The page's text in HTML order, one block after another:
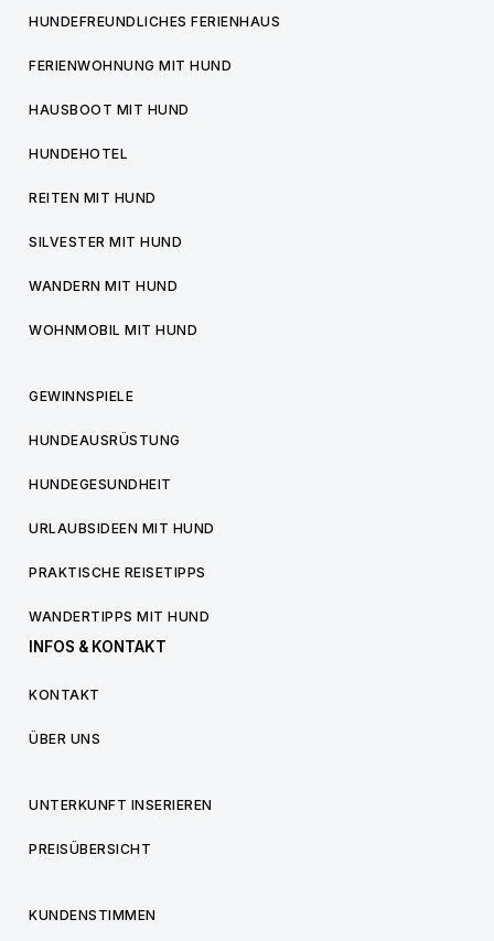
HUNDEFREUNDLICHES FERIENHAUS
FERIENWOHNUNG MIT HUND
HAUSBOOT MIT HUND
HUNDEHOTEL
REITEN MIT HUND
SILVESTER MIT HUND
WANDERN MIT HUND
WOHNMOBIL MIT HUND
GEWINNSPIELE
HUNDEAUSRÜSTUNG
HUNDEGESUNDHEIT
URLAUBSIDEEN MIT HUND
PRAKTISCHE REISETIPPS
WANDERTIPPS MIT HUND
INFOS & KONTAKT
KONTAKT
ÜBER UNS
UNTERKUNFT INSERIEREN
PREISÜBERSICHT
KUNDENSTIMMEN